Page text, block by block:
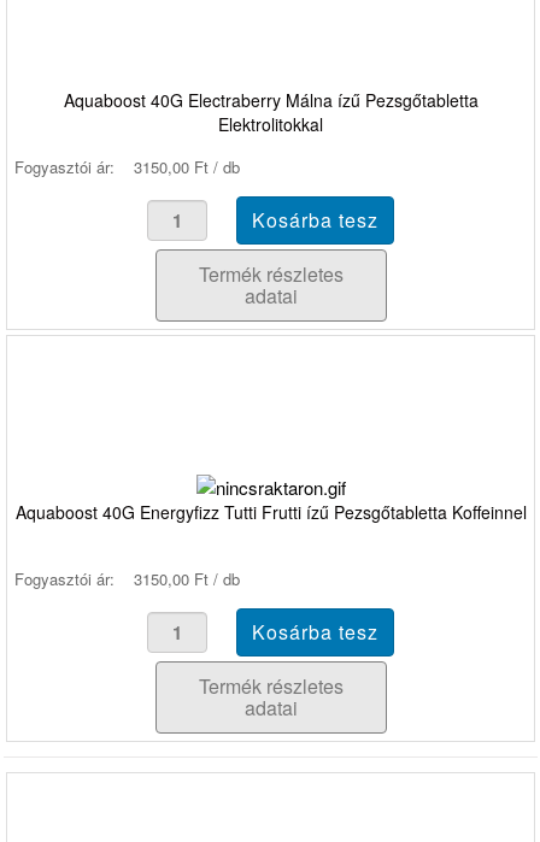
Aquaboost 40G Electraberry Málna ízű Pezsgőtabletta
Elektrolitokkal
Fogyasztói ár: 3150,00 Ft / db
Termék részletes
adatai
Aquaboost 40G Energyfizz Tutti Frutti ízű Pezsgőtabletta Koffeinnel
Fogyasztói ár: 3150,00 Ft / db
Termék részletes
adatai